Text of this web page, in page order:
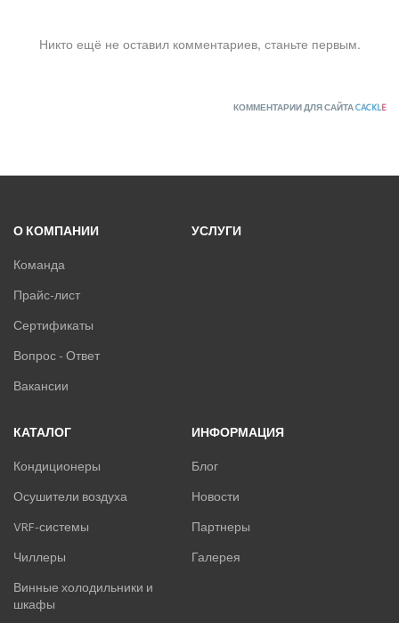
Никто ещё не оставил комментариев, станьте первым.
КОММЕНТАРИИ ДЛЯ САЙТАCACKLE
О КОМПАНИИ
Команда
Прайс-лист
Сертификаты
Вопрос - Ответ
Вакансии
УСЛУГИ
КАТАЛОГ
Кондиционеры
Осушители воздуха
VRF-системы
Чиллеры
Винные холодильники и
шкафы
ИНФОРМАЦИЯ
Блог
Новости
Партнеры
Галерея